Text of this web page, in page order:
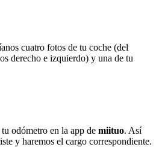
cuatro fotos de tu coche (del
derecho e izquierdo) y una de tu
odómetro en la app de miituo. Así
y haremos el cargo correspondiente.